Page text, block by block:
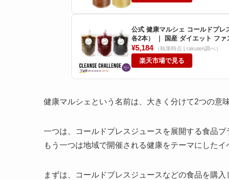
公式 健康マルシェ コールドプレ
各2本） ｜ 国産 ダイエット フ
テ（LASANTE)
¥5,184 （執筆時点 | rakuten調べ）
楽天市場で見る
健康マルシェという名前は、大きく分けて2つの意
一つは、コールドプレスジュースを展開する食品
もう一つは地域で開催される健康をテーマにしたイ
まずは、コールドプレスジュースなどの食品を購